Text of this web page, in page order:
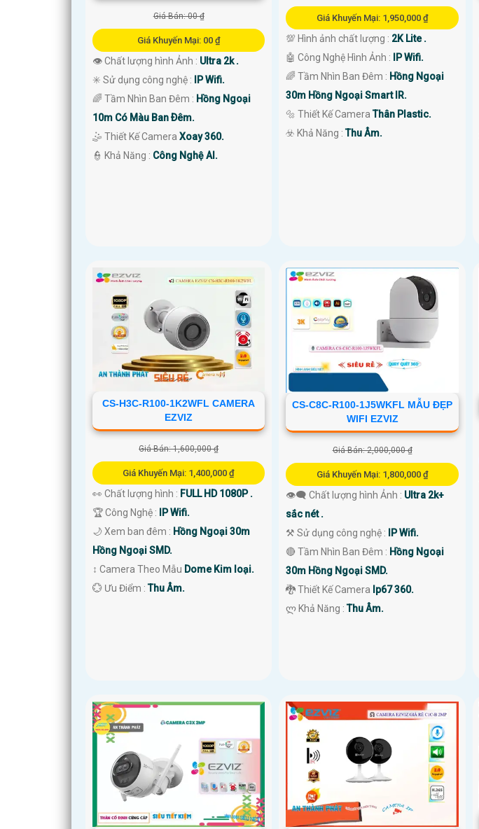
Giá Bán: 00 ₫
Giá Khuyến Mại: 00 ₫
👁 Chất lượng hình Ảnh : Ultra 2k .
✳️ Sử dụng công nghệ :
IP Wifi.
🌈 Tầm Nhìn Ban Đêm : Hồng Ngoại
10m Có Màu Ban Ðêm.
🤹 Thiết Kế Camera Xoay 360.
️👮 Khả Năng : Công Nghệ AI.
Giá Khuyến Mại: 1,950,000 ₫
💯 Hình ảnh chất lượng : 2K Lite .
🤖️ Công Nghệ Hình Ảnh :
IP Wifi.
🌈 Tầm Nhìn Ban Đêm : Hồng Ngoại
30m Hồng Ngoại Smart IR.
🔩 Thiết Kế CameraThân Plastic.
️☣️ Khả Năng :Thu Âm.
CS-H3C-R100-1K2WFL CAMERA
EZVIZ
Giá Bán: 1,600,000 ₫
Giá Khuyến Mại: 1,400,000 ₫
👀 Chất lượng hình : FULL HD 1080P .
🏆 Công Nghệ :
IP Wifi.
🌙 Xem ban đêm : Hồng Ngoại 30m
Hồng Ngoại SMD.
↕️ Camera Theo Mẫu Dome Kim loại.
️💮 Ưu Điểm :Thu Âm.
CS-C8C-R100-1J5WKFL MẪU ĐẸP
WIFI EZVIZ
Giá Bán: 2,000,000 ₫
Giá Khuyến Mại: 1,800,000 ₫
👁️‍🗨 Chất lượng hình Ảnh : Ultra 2k+
sắc nét .
⚒ Sử dụng công nghệ :
IP Wifi.
🔴 Tầm Nhìn Ban Đêm : Hồng Ngoại
30m Hồng Ngoại SMD.
🐉️ Thiết Kế Camera Ip67 360.
️ლ Khả Năng :Thu Âm.